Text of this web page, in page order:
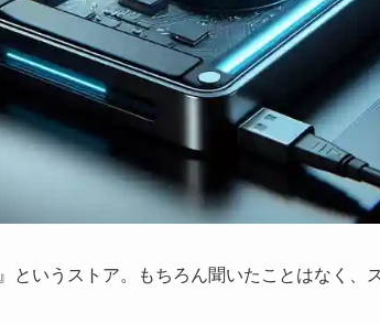
』というストア。もちろん聞いたことはなく、